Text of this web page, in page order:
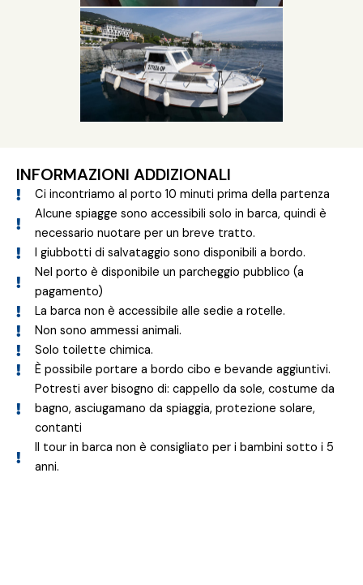
INFORMAZIONI ADDIZIONALI
Ci incontriamo al porto 10 minuti prima della partenza
Alcune spiagge sono accessibili solo in barca, quindi è
necessario nuotare per un breve tratto.
I giubbotti di salvataggio sono disponibili a bordo.
Nel porto è disponibile un parcheggio pubblico (a
pagamento)
La barca non è accessibile alle sedie a rotelle.
Non sono ammessi animali.
Solo toilette chimica.
È possibile portare a bordo cibo e bevande aggiuntivi.
Potresti aver bisogno di: cappello da sole, costume da
bagno, asciugamano da spiaggia, protezione solare,
contanti
Il tour in barca non è consigliato per i bambini sotto i 5
anni.